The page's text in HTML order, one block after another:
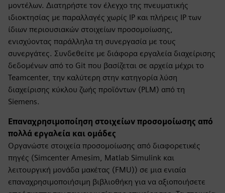
μοντέλων. Διατηρήστε τον έλεγχο της πνευματικής
ιδιοκτησίας με παραλλαγές χωρίς IP και πλήρεις IP των
ίδιων περιουσιακών στοιχείων προσομοίωσης,
ενισχύοντας παράλληλα τη συνεργασία με τους
συνεργάτες. Συνδεθείτε με διάφορα εργαλεία διαχείρισης
δεδομένων από το Git που βασίζεται σε αρχεία μέχρι το
Teamcenter, την καλύτερη στην κατηγορία λύση
διαχείρισης κύκλου ζωής προϊόντων (PLM) από τη
Siemens.
Επαναχρησιμοποίηση στοιχείων προσομοίωσης από
πολλά εργαλεία και ομάδες
Οργανώστε στοιχεία προσομοίωσης από διαφορετικές
πηγές (Simcenter Amesim, Matlab Simulink και
λειτουργική μονάδα μακέτας (FMU)) σε μια ενιαία
επαναχρησιμοποιήσιμη βιβλιοθήκη για να αξιοποιήσετε